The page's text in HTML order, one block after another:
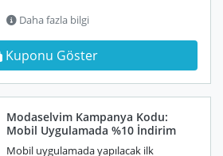
Daha fazla bilgi
Kuponu Göster
Modaselvim Kampanya Kodu:
Mobil Uygulamada %10 İndirim
Mobil uygulamada yapılacak ilk